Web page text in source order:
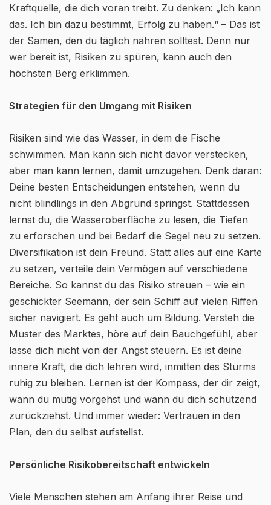
Kraftquelle, die dich voran treibt. Zu denken: „Ich kann
das. Ich bin dazu bestimmt, Erfolg zu haben.“ – Das ist
der Samen, den du täglich nähren solltest. Denn nur
wer bereit ist, Risiken zu spüren, kann auch den
höchsten Berg erklimmen.
Strategien für den Umgang mit Risiken
Risiken sind wie das Wasser, in dem die Fische
schwimmen. Man kann sich nicht davor verstecken,
aber man kann lernen, damit umzugehen. Denk daran:
Deine besten Entscheidungen entstehen, wenn du
nicht blindlings in den Abgrund springst. Stattdessen
lernst du, die Wasseroberfläche zu lesen, die Tiefen
zu erforschen und bei Bedarf die Segel neu zu setzen.
Diversifikation ist dein Freund. Statt alles auf eine Karte
zu setzen, verteile dein Vermögen auf verschiedene
Bereiche. So kannst du das Risiko streuen – wie ein
geschickter Seemann, der sein Schiff auf vielen Riffen
sicher navigiert. Es geht auch um Bildung. Versteh die
Muster des Marktes, höre auf dein Bauchgefühl, aber
lasse dich nicht von der Angst steuern. Es ist deine
innere Kraft, die dich lehren wird, inmitten des Sturms
ruhig zu bleiben. Lernen ist der Kompass, der dir zeigt,
wann du mutig vorgehst und wann du dich schützend
zurückziehst. Und immer wieder: Vertrauen in den
Plan, den du selbst aufstellst.
Persönliche Risikobereitschaft entwickeln
Viele Menschen stehen am Anfang ihrer Reise und